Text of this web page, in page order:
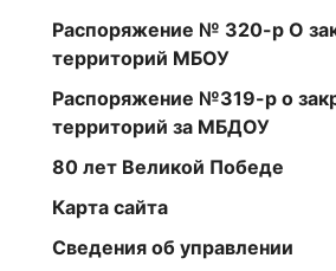
Распоряжение № 320-р О
территорий МБОУ
Распоряжение №319-р о
территорий за МБДОУ
80 лет Великой Победе
Карта сайта
Сведения об управлении